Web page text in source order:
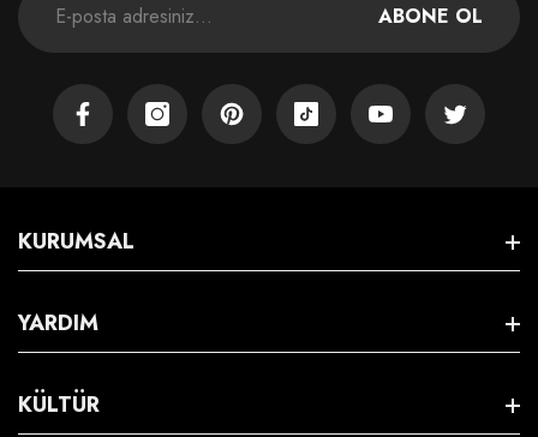
ABONE OL
FacebookInstagramPinterestTikTok YouTube Twitter
KURUMSAL
Hakkımızda
Üyeliksiz İade
YARDIM
Satış Sözleşmesi
KÜLTÜR